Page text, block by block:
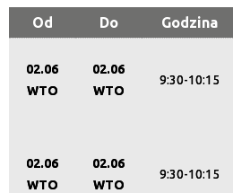
Trwające w zakresie
Od Do Godzina
02.06
WTO
02.06
WTO
9:30-10:15
02.06
WTO
02.06
WTO
9:30-10:15